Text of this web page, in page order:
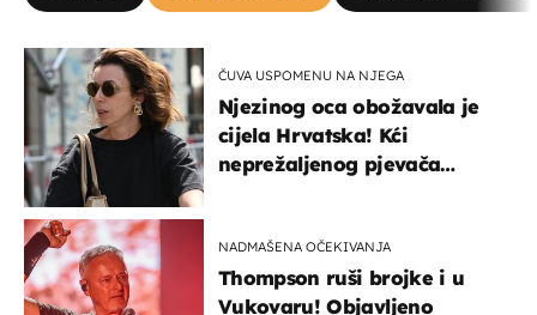
ČUVA USPOMENU NA NJEGA
Njezinog oca obožavala je
cijela Hrvatska! Kći
neprežaljenog pjevača
NADMAŠENA OČEKIVANJA
Thompson ruši brojke i u
Vukovaru! Objavljeno